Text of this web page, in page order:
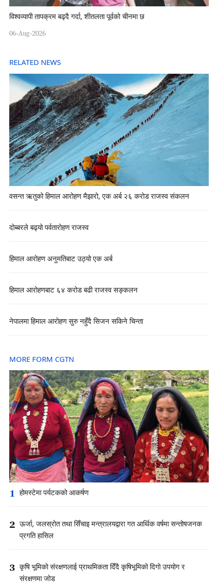
विश्वव्यापी तापक्रम बढ्दै गर्दा, शीतलता पूर्वको चीनमा छ
06-Aug-2026
RELATED NEWS
वसन्त ऋतुको हिमाल आरोहण मैझारो, एक अर्ब २६ करोड राजस्व संकलन
दोब्बरले बढ्यो पर्वतारोहण राजस्व
हिमाल आरोहण अनुमतिबाट उठ्यो एक अर्ब
हिमाल आरोहणबाट ६४ करोड बढी राजस्व सङ्कलन
नेपालमा हिमाल आरोहण सुरु नहुँदै सिजन सकिने चिन्ता
MORE FORM CGTN
1 होमस्टेमा पर्यटकको आकर्षण
2 ऊर्जा, जलस्रोत तथा सिँचाइ मन्त्रालयद्वारा गत आर्थिक वर्षमा सन्तोषजनक
प्रगति हासिल
3 कृषि भूमिको संरक्षणलाई प्राथमिकता दिँदै कृषिभूमिको दिगो उपयोग र
संरक्षणमा जोड